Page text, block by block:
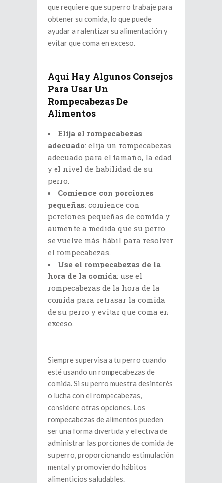
que requiere que su perro trabaje para
obtener su comida, lo que puede
ayudar a ralentizar su alimentación y
evitar que coma en exceso.
Aquí Hay Algunos Consejos
Para Usar Un
Rompecabezas De
Alimentos
Elija el rompecabezas
adecuado: elija un rompecabezas
adecuado para el tamaño, la edad
y el nivel de habilidad de su
perro.
Comience con porciones
pequeñas: comience con
porciones pequeñas de comida y
aumente a medida que su perro
se vuelve más hábil para resolver
el rompecabezas.
Use el rompecabezas de la
hora de la comida: use el
rompecabezas de la hora de la
comida para retrasar la comida
de su perro y evitar que coma en
exceso.
Siempre supervisa a tu perro cuando
esté usando un rompecabezas de
comida. Si su perro muestra desinterés
o lucha con el rompecabezas,
considere otras opciones. Los
rompecabezas de alimentos pueden
ser una forma divertida y efectiva de
administrar las porciones de comida de
su perro, proporcionando estimulación
mental y promoviendo hábitos
alimenticios saludables.